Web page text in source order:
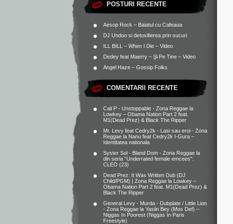
POSTURI RECENTE
Aesop Rock – Baiatul cu Cafeaua
DJ Undoo si detoxifierea prin sucuri
ILL BILL – When I Die – Video
Dedey feat Maerry – Şi Pe Tine – Video
Angel Haze – Gossip Folks
COMENTARII RECENTE
Cali P - Unstoppable - Zona Reggae la
Lowkey – Obama Nation Part 2 feat.
M1(Dead Prez) & Black The Ripper
Mr. Levy feat Cedry2k - Lasi sau eroi - Zona
Reggae la Nanu feat Cedry2k I-Gura –
Identitatea nationala
Syster Sol - Bland Dom - Zona Reggae la
din seria “Underrated female emcees”:
CLEO (23)
Dead Prez: It Was Written Dub (DJ
Child/PGM) | Zona Reggae la Lowkey –
Obama Nation Part 2 feat. M1(Dead Prez) &
Black The Ripper
General Levy - Murda - Dubplate / Little Lion
- Zona Reggae la Yasiin Bey (Mos Def) –
Niggas In Poorest (Niggas In Paris
Freestyle)